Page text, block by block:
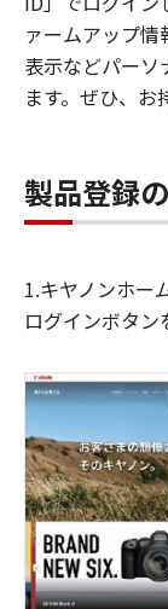
ァームアップ
表示などパーソ
ます。ぜひ、お
製品登録
1.キヤノンホー
ログインボタ